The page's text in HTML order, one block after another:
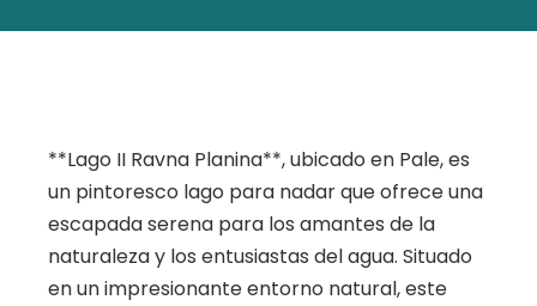
**Lago II Ravna Planina**, ubicado en Pale, es
un pintoresco lago para nadar que ofrece una
escapada serena para los amantes de la
naturaleza y los entusiastas del agua. Situado
en un impresionante entorno natural, este